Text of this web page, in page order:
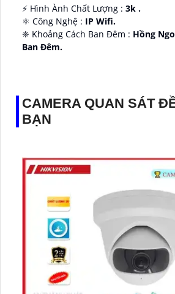
️⚡ Hình Ành Chất Lượng : 3k .
⚛️ Công Nghệ : IP Wifi.
❈ Khoảng Cách Ban Đêm : Hồng
Ban Ðêm.
CAMERA QUAN SÁT
BẠN